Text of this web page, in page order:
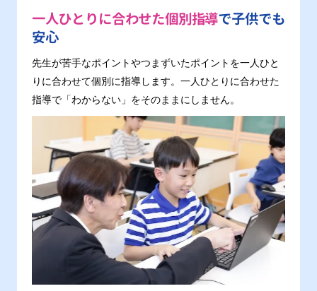
一人ひとりに合わせた個別指導で子供でも
安心
先生が苦手なポイントやつまずいたポイントを一人ひと
りに合わせて個別に指導します。一人ひとりに合わせた
指導で「わからない」をそのままにしません。